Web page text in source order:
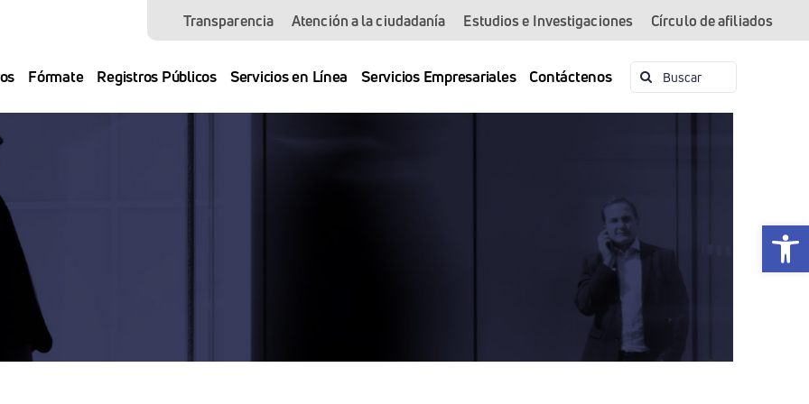
Abrir
Transparencia Atención a la ciudadanía Estudios e Investigaciones Círculo de afiliados
Fórmate Registros Públicos Servicios en Línea Servicios Empresariales Contáctenos Buscar: